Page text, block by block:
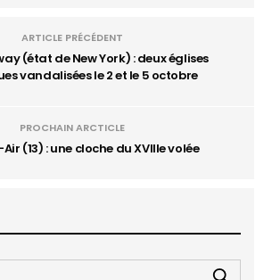
ARTICLE PRÉCÉDENT
(état de New York) : deux églises
vandalisées le 2 et le 5 octobre
PROCHAIN ARCTICLE
(13) : une cloche du XVIIIe volée